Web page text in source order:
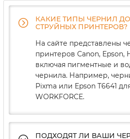
КАКИЕ ТИПЫ ЧЕРНИЛ
СТРУЙНЫХ ПРИНТЕРОВ?
На сайте представлены
принтеров Canon, Epson,
включая пигментные и
чернила. Например,
Pixma или Epson T6641
WORKFORCE.
ПОДХОДЯТ ЛИ ВАШИ